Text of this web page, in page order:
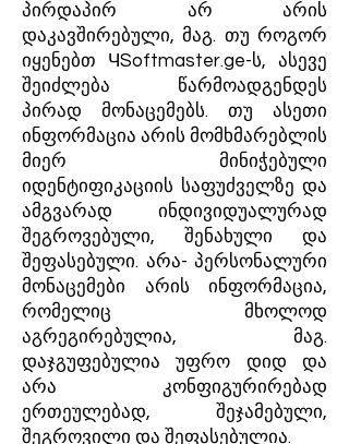
პირდაპირ არ არის
დაკავშირებული, მაგ. თუ როგორ
იყენებთ ЧSoftmaster.ge-ს, ასევე
შეიძლება წარმოადგენდეს
პირად მონაცემებს. თუ ასეთი
ინფორმაცია არის მომხმარებლის
მიერ მინიჭებული
იდენტიფიკაციის საფუძველზე და
ამგვარად ინდივიდუალურად
შეგროვებული, შენახული და
შეფასებული. არა- პერსონალური
მონაცემები არის ინფორმაცია,
რომელიც მხოლოდ
აგრეგირებულია, მაგ.
დაჯგუფებულია უფრო დიდ და
არა კონფიგურირებად
ერთეულებად, შეჯამებული,
შეგროვილი და შეფასებულია.